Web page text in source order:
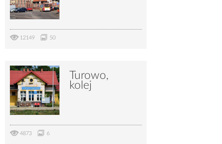
12149 50
Turowo,
kolej
4873 6